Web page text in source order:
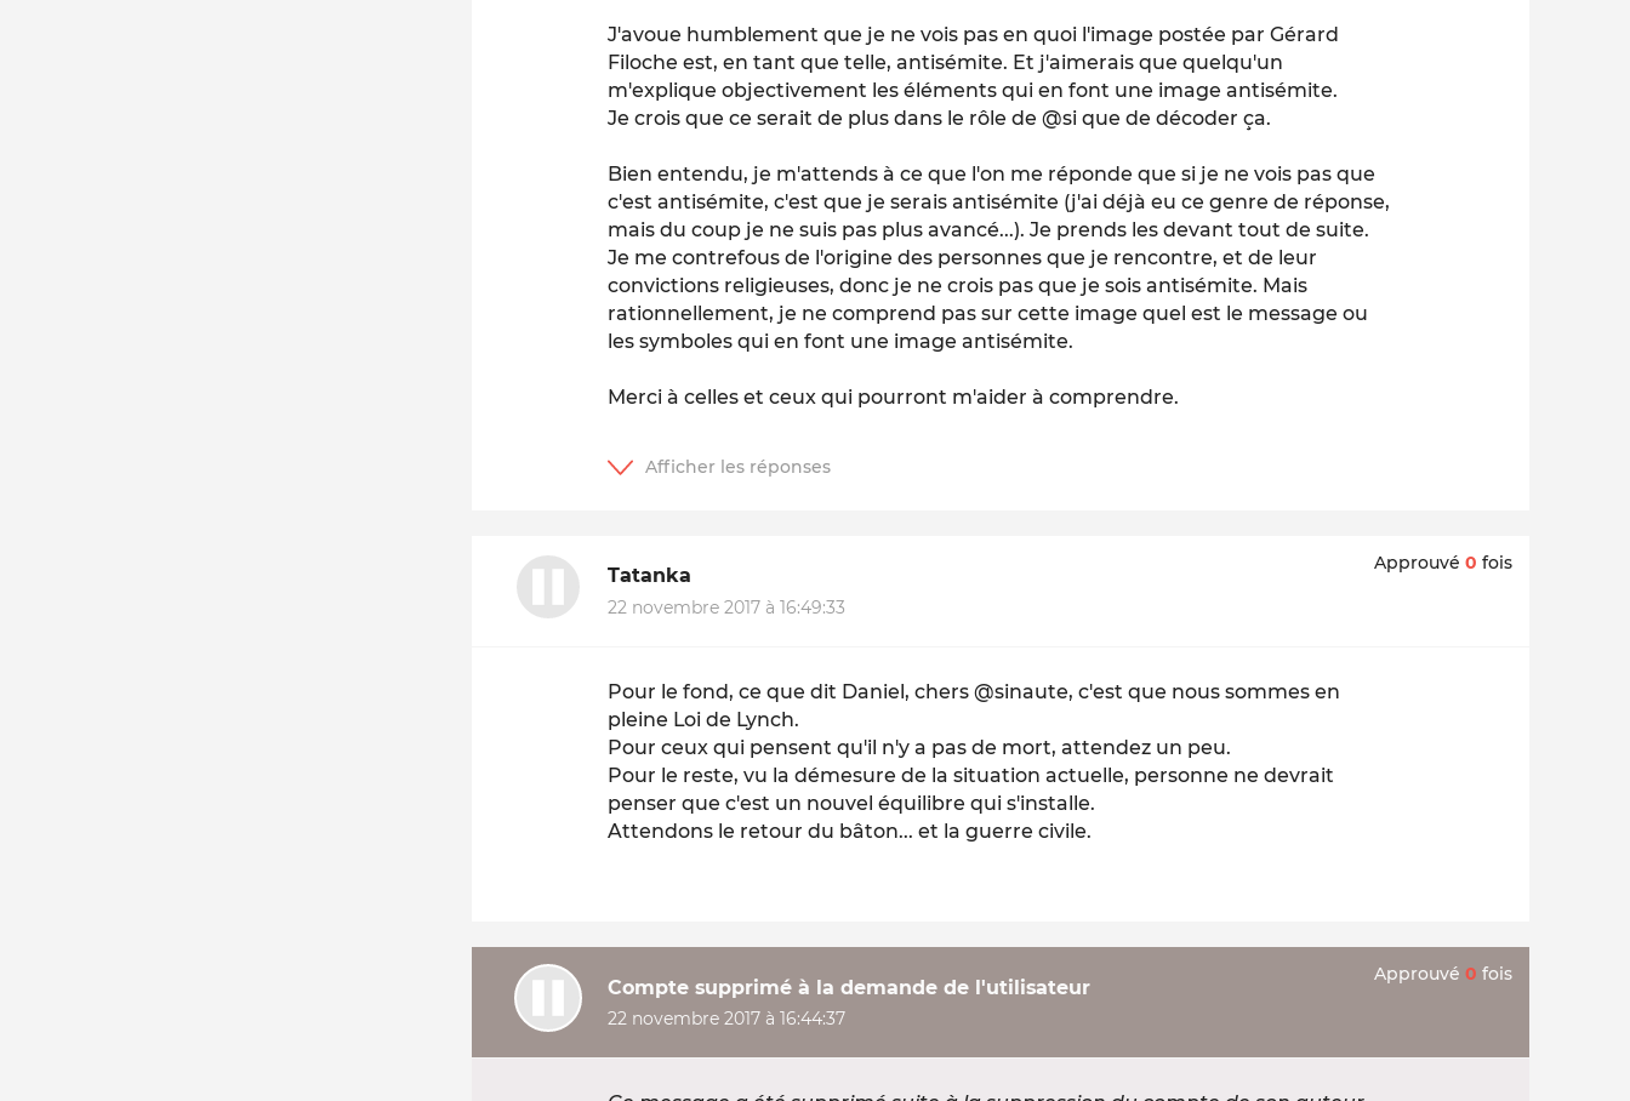
J'avoue humblement que je ne vois pas en quoi l'image postée par Gérard
Filoche est, en tant que telle, antisémite. Et j'aimerais que quelqu'un
m'explique objectivement les éléments qui en font une image antisémite.
Je crois que ce serait de plus dans le rôle de @si que de décoder ça.
Bien entendu, je m'attends à ce que l'on me réponde que si je ne vois pas que
c'est antisémite, c'est que je serais antisémite (j'ai déjà eu ce genre de réponse,
mais du coup je ne suis pas plus avancé...). Je prends les devant tout de suite.
Je me contrefous de l'origine des personnes que je rencontre, et de leur
convictions religieuses, donc je ne crois pas que je sois antisémite. Mais
rationnellement, je ne comprend pas sur cette image quel est le message ou
les symboles qui en font une image antisémite.
Merci à celles et ceux qui pourront m'aider à comprendre.
Tatanka
22 novembre 2017 à 16:49:33
Approuvé 0 fois
Pour le fond, ce que dit Daniel, chers @sinaute, c'est que nous sommes en
pleine Loi de Lynch.
Pour ceux qui pensent qu'il n'y a pas de mort, attendez un peu.
Pour le reste, vu la démesure de la situation actuelle, personne ne devrait
penser que c'est un nouvel équilibre qui s'installe.
Attendons le retour du bâton... et la guerre civile.
Compte supprimé à la demande de l'utilisateur
22 novembre 2017 à 16:44:37
Approuvé 0 fois